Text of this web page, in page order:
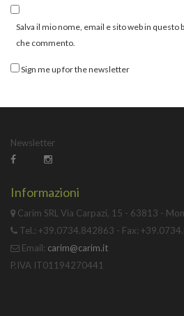
Salva il mio nome, email e sito web in questo
che commento.
Sign me up for the newsletter
Newsletter
Informazioni
Carim SRL Via Carpazi, 15 - 63813 -
Tel.: +39.0734.842863 - Fax:
Email: carim@carim.it
P.IVA IT01194270441